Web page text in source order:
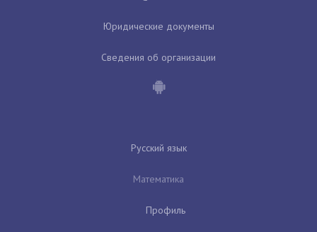
Юридические документы
Сведения об организации
Русский язык
Математика
Профиль